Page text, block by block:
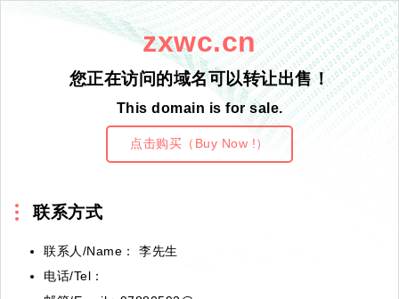
zxwc.cn
您正在访问的域名可以转让出售！
This domain is for sale.
点击购买（Buy Now !）
联系方式
联系人/Name： 李先生
电话/Tel：